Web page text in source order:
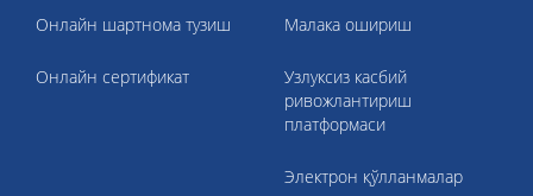
Онлайн шартнома тузиш
Онлайн сертификат
Малака ошириш
Узлуксиз касбий
ривожлантириш
платформаси
Электрон қўлланмалар